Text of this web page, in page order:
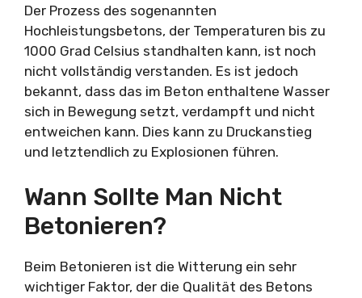
Der Prozess des sogenannten
Hochleistungsbetons, der Temperaturen bis zu
1000 Grad Celsius standhalten kann, ist noch
nicht vollständig verstanden. Es ist jedoch
bekannt, dass das im Beton enthaltene Wasser
sich in Bewegung setzt, verdampft und nicht
entweichen kann. Dies kann zu Druckanstieg
und letztendlich zu Explosionen führen.
Wann Sollte Man Nicht
Betonieren?
Beim Betonieren ist die Witterung ein sehr
wichtiger Faktor, der die Qualität des Betons